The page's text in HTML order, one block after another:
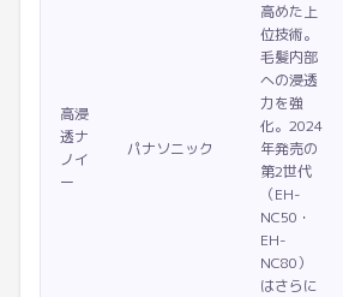
高浸
透ナ
ノイ
ー
パナソニック
高めた上
位技術。
毛髪内部
への浸透
力を強
化。2024
年発売の
第2世代
（EH-
NC50・
EH-
NC80）
はさらに